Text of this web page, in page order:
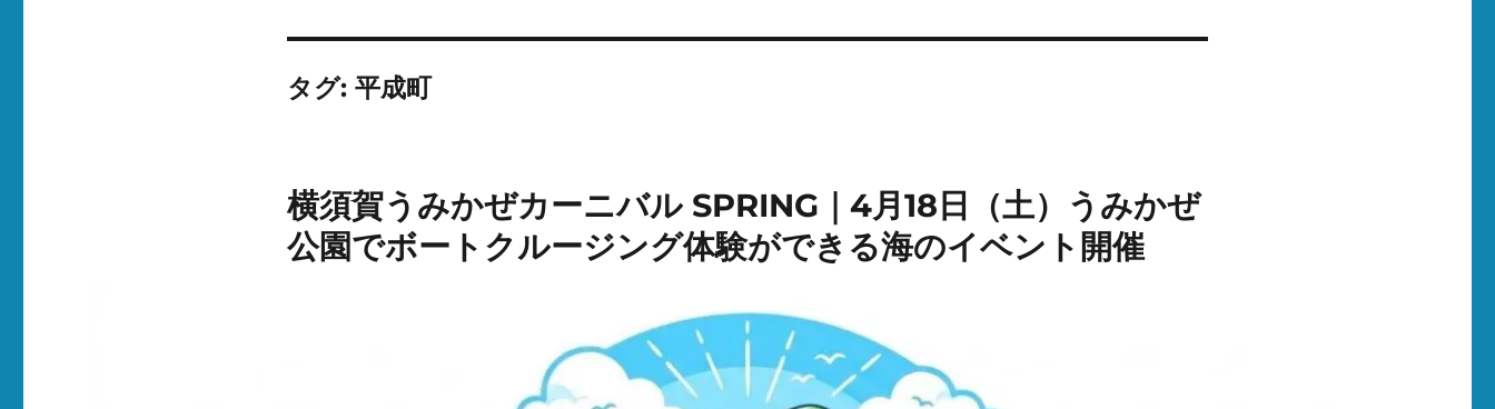
タグ: 平成町
横須賀うみかぜカーニバル SPRING｜4月18日（土）うみかぜ
公園でボートクルージング体験ができる海のイベント開催